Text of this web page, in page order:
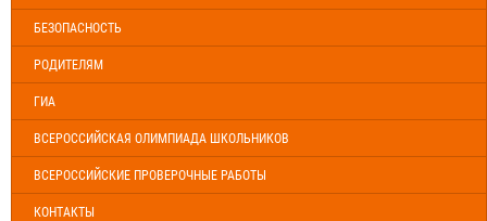
БЕЗОПАСНОСТЬ
РОДИТЕЛЯМ
ГИА
ВСЕРОССИЙСКАЯ ОЛИМПИАДА ШКОЛЬНИКОВ
ВСЕРОССИЙСКИЕ ПРОВЕРОЧНЫЕ РАБОТЫ
КОНТАКТЫ